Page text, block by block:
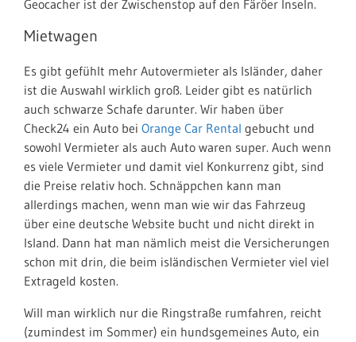
Geocacher ist der Zwischenstop auf den Färöer Inseln.
Mietwagen
Es gibt gefühlt mehr Autovermieter als Isländer, daher
ist die Auswahl wirklich groß. Leider gibt es natürlich
auch schwarze Schafe darunter. Wir haben über
Check24 ein Auto bei Orange Car Rental gebucht und
sowohl Vermieter als auch Auto waren super. Auch wenn
es viele Vermieter und damit viel Konkurrenz gibt, sind
die Preise relativ hoch. Schnäppchen kann man
allerdings machen, wenn man wie wir das Fahrzeug
über eine deutsche Website bucht und nicht direkt in
Island. Dann hat man nämlich meist die Versicherungen
schon mit drin, die beim isländischen Vermieter viel viel
Extrageld kosten.
Will man wirklich nur die Ringstraße rumfahren, reicht
(zumindest im Sommer) ein hundsgemeines Auto, ein